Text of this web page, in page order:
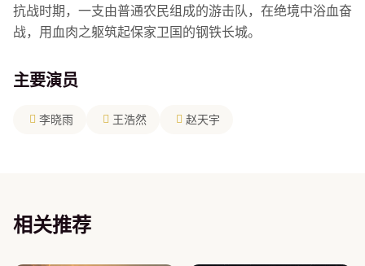
抗战时期，一支由普通农民组成的游击队，在绝境中浴血奋
战，用血肉之躯筑起保家卫国的钢铁长城。
主要演员
李晓雨 王浩然 赵天宇
相关推荐